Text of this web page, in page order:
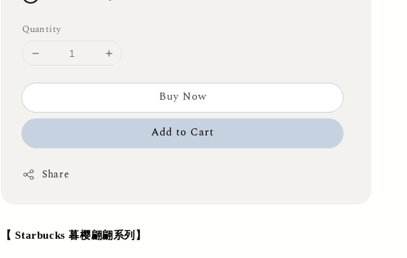
Quantity
Buy Now
Add to Cart
Share
【 Starbucks 暮樱翩翩系列】